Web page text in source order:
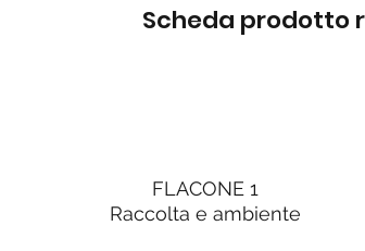
Scheda prodotto
FLACONE 1
Raccolta e ambiente